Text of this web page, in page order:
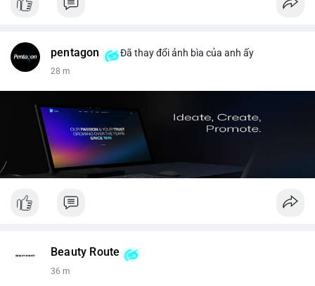
pentagon Đã thay đổi ảnh bìa của anh ấy
28 m
Beauty Route
36 m